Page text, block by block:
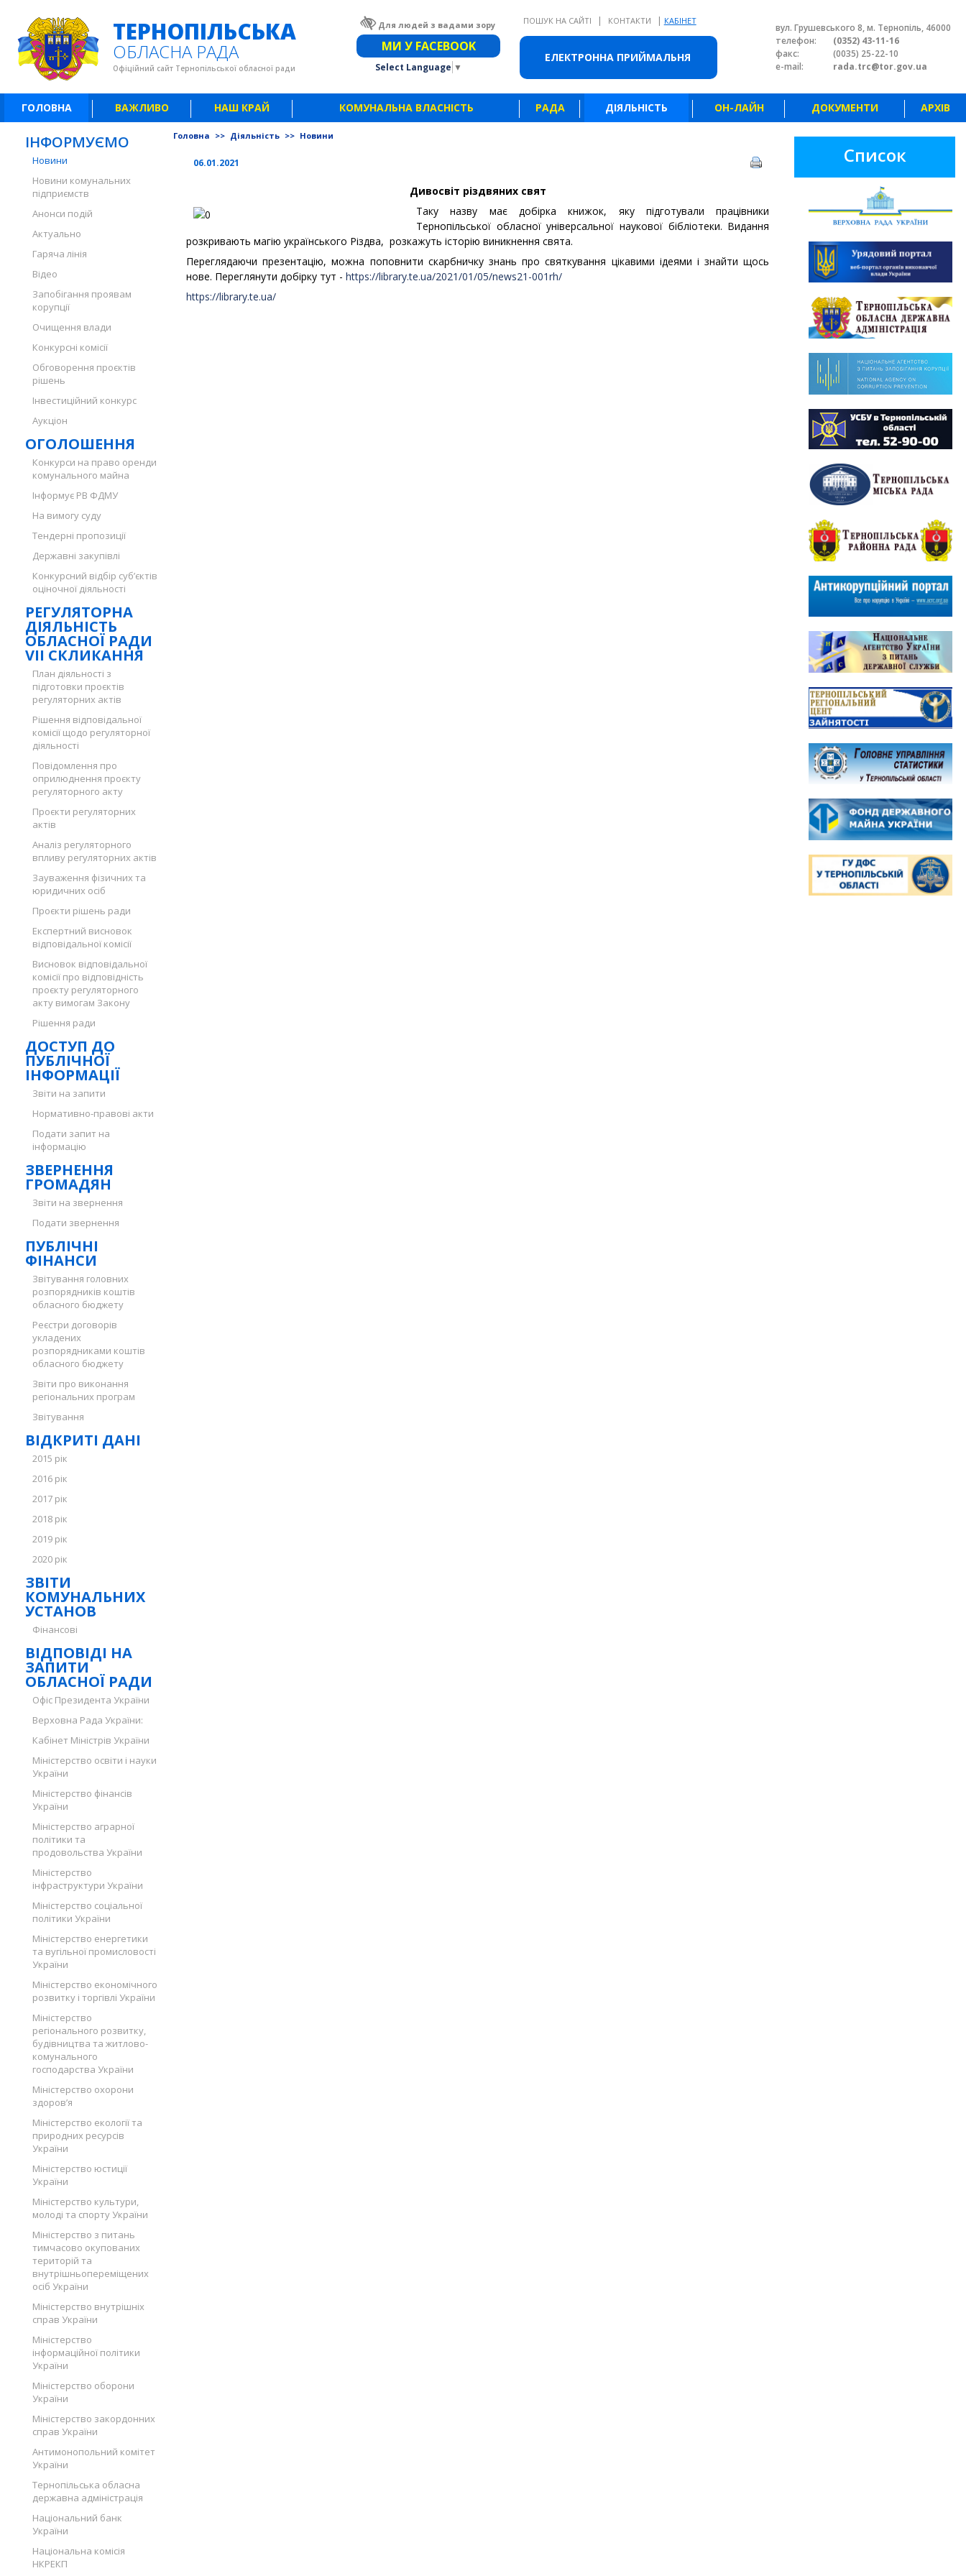
ЕЛЕКТРОННА ПРИЙМАЛЬНЯ
ТЕРНОПІЛЬСЬКА
ОБЛАСНА РАДА
Офіційний сайт Тернопільської обласної ради
Для людей з вадами зору Звичайна версія сайту
МИ У FACEBOOK
Select Language ▼
ПОШУК НА САЙТІ | КОНТАКТИ | КАБІНЕТ
вул. Грушевського 8, м. Тернопіль, 46000
телефон:
(0352) 43-11-16
факс:
(0035) 25-22-10
e-mail:
rada.trc@tor.gov.ua
ГОЛОВНА ВАЖЛИВО НАШ КРАЙ КОМУНАЛЬНА ВЛАСНІСТЬ РАДА ДІЯЛЬНІСТЬ ОН-ЛАЙН ДОКУМЕНТИ АРХІВ
ІНФОРМУЄМО
Новини
Новини комунальних
підприємств
Анонси подій
Актуально
Гаряча лінія
Відео
Запобігання проявам
корупції
Очищення влади
Конкурсні комісії
Обговорення проєктів
рішень
Інвестиційний конкурс
Аукціон
ОГОЛОШЕННЯ
Конкурси на право оренди
комунального майна
Інформує РВ ФДМУ
На вимогу суду
Тендерні пропозиції
Державні закупівлі
Конкурсний відбір суб’єктів
оціночної діяльності
РЕГУЛЯТОРНА
ДІЯЛЬНІСТЬ
ОБЛАСНОЇ РАДИ
VII СКЛИКАННЯ
План діяльності з
підготовки проєктів
регуляторних актів
Рішення відповідальної
комісії щодо регуляторної
діяльності
Повідомлення про
оприлюднення проєкту
регуляторного акту
Проєкти регуляторних
актів
Аналіз регуляторного
впливу регуляторних актів
Зауваження фізичних та
юридичних осіб
Проєкти рішень ради
Експертний висновок
відповідальної комісії
Висновок відповідальної
комісії про відповідність
проєкту регуляторного
акту вимогам Закону
Рішення ради
ДОСТУП ДО
ПУБЛІЧНОЇ
ІНФОРМАЦІЇ
Звіти на запити
Нормативно-правові акти
Подати запит на
інформацію
ЗВЕРНЕННЯ
ГРОМАДЯН
Звіти на звернення
Подати звернення
ПУБЛІЧНІ
ФІНАНСИ
Звітування головних
розпорядників коштів
обласного бюджету
Реєстри договорів
укладених
розпорядниками коштів
обласного бюджету
Звіти про виконання
регіональних програм
Звітування
ВІДКРИТІ ДАНІ
2015 рік
2016 рік
2017 рік
2018 рік
2019 рік
2020 рік
ЗВІТИ
КОМУНАЛЬНИХ
УСТАНОВ
Фінансові
ВІДПОВІДІ НА
ЗАПИТИ
ОБЛАСНОЇ РАДИ
Офіс Президента України
Верховна Рада України:
Кабінет Міністрів України
Міністерство освіти і науки
України
Міністерство фінансів
України
Міністерство аграрної
політики та
продовольства України
Міністерство
інфраструктури України
Міністерство соціальної
політики України
Міністерство енергетики
та вугільної промисловості
України
Міністерство економічного
розвитку і торгівлі України
Міністерство
регіонального розвитку,
будівництва та житлово-
комунального
господарства України
Міністерство охорони
здоров’я
Міністерство екології та
природних ресурсів
України
Міністерство юстиції
України
Міністерство культури,
молоді та спорту України
Міністерство з питань
тимчасово окупованих
територій та
внутрішньопереміщених
осіб України
Міністерство внутрішніх
справ України
Міністерство
інформаційної політики
України
Міністерство оборони
України
Міністерство закордонних
справ України
Антимонопольний комітет
України
Тернопільська обласна
державна адміністрація
Національний банк
України
Національна комісія
НКРЕКП
Головна >> Діяльність >> Новини
06.01.2021
Дивосвіт різдвяних свят
Таку назву має добірка книжок, яку підготували працівники
Тернопільської обласної універсальної наукової бібліотеки. Видання
розкривають магію українського Різдва, розкажуть історію виникнення свята.
Переглядаючи презентацію, можна поповнити скарбничку знань про святкування цікавими ідеями і знайти щось
нове. Переглянути добірку тут - https://library.te.ua/2021/01/05/news21-001rh/
https://library.te.ua/
Список